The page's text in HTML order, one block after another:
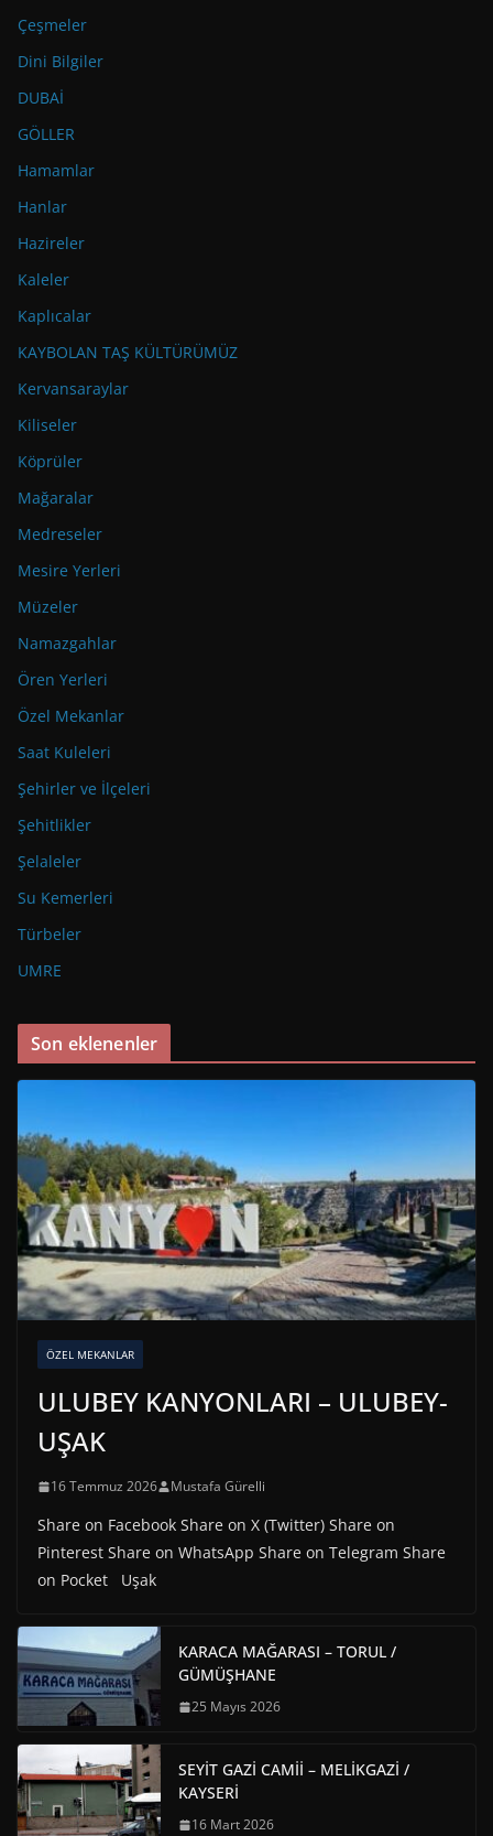
Çeşmeler
Dini Bilgiler
DUBAİ
GÖLLER
Hamamlar
Hanlar
Hazireler
Kaleler
Kaplıcalar
KAYBOLAN TAŞ KÜLTÜRÜMÜZ
Kervansaraylar
Kiliseler
Köprüler
Mağaralar
Medreseler
Mesire Yerleri
Müzeler
Namazgahlar
Ören Yerleri
Özel Mekanlar
Saat Kuleleri
Şehirler ve İlçeleri
Şehitlikler
Şelaleler
Su Kemerleri
Türbeler
UMRE
Son eklenenler
ÖZEL MEKANLAR
ULUBEY KANYONLARI – ULUBEY-
UŞAK
16 Temmuz 2026 Mustafa Gürelli
Share on Facebook Share on X (Twitter) Share on
Pinterest Share on WhatsApp Share on Telegram Share
on Pocket Uşak
KARACA MAĞARASI – TORUL /
GÜMÜŞHANE
25 Mayıs 2026
SEYİT GAZİ CAMİİ – MELİKGAZİ /
KAYSERİ
16 Mart 2026